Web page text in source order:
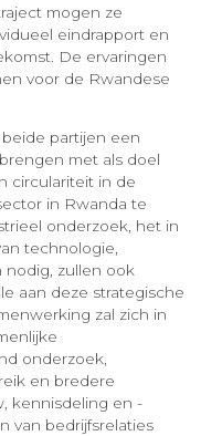
mogen ze
eindrapport en
De ervaringen
voor de Rwandese
partijen een
met als doel
circulariteit in de
in Rwanda te
onderzoek, het in
technologie,
nodig, zullen ook
aan deze strategische
zal zich in
onderzoek,
en bredere
kennisdeling en -
van bedrijfsrelaties